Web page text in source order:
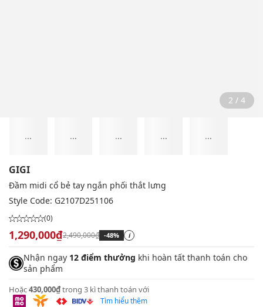
2 / 4
... ... ... ... ...
GIGI
Đầm midi cổ bẻ tay ngắn phối thắt lưng
Style Code: G2107D251106
(0)
1,290,000₫2,490,000₫ -48% i
Nhận ngay 12 điểm thưởng khi hoàn tất thanh toán cho
sản phẩm
Hoặc430,000₫trong 3 kì thanh toán với
Tìm hiểu thêm